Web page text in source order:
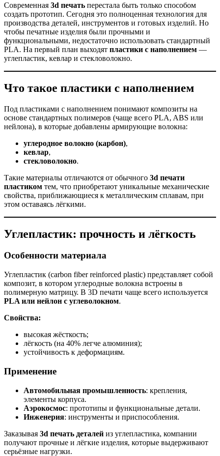
Современная 3d печать перестала быть только способом
создать прототип. Сегодня это полноценная технология для
производства деталей, инструментов и готовых изделий. Но
чтобы печатные изделия были прочными и
функциональными, недостаточно использовать стандартный
PLA. На первый план выходят пластики с наполнением —
углепластик, кевлар и стекловолокно.
Что такое пластики с наполнением
Под пластиками с наполнением понимают композиты на
основе стандартных полимеров (чаще всего PLA, ABS или
нейлона), в которые добавлены армирующие волокна:
углеродное волокно (карбон),
кевлар,
стекловолокно.
Такие материалы отличаются от обычного 3d печати
пластиком тем, что приобретают уникальные механические
свойства, приближающиеся к металлическим сплавам, при
этом оставаясь лёгкими.
Углепластик: прочность и лёгкость
Особенности материала
Углепластик (carbon fiber reinforced plastic) представляет собой
композит, в котором углеродные волокна встроены в
полимерную матрицу. В 3D печати чаще всего используется
PLA или нейлон с углеволокном.
Свойства:
высокая жёсткость;
лёгкость (на 40% легче алюминия);
устойчивость к деформациям.
Применение
Автомобильная промышленность: крепления,
элементы корпуса.
Аэрокосмос: прототипы и функциональные детали.
Инженерия: инструменты и приспособления.
Заказывая 3d печать деталей из углепластика, компании
получают прочные и лёгкие изделия, которые выдерживают
серьёзные нагрузки.